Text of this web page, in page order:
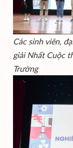
Các sinh viên,
giải Nhất Cuộc
Trường